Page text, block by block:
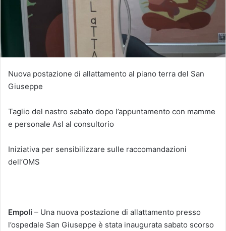
Nuova postazione di allattamento al piano terra del San
Giuseppe
Taglio del nastro sabato dopo l’appuntamento con mamme
e personale Asl al consultorio
Iniziativa per sensibilizzare sulle raccomandazioni
dell’OMS
Empoli – Una nuova postazione di allattamento presso
l’ospedale San Giuseppe è stata inaugurata sabato scorso